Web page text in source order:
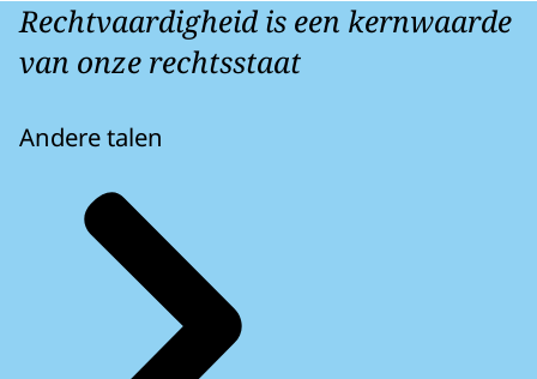
Rechtvaardigheid is een kernwaarde
van onze rechtsstaat
Andere talen